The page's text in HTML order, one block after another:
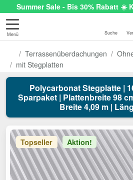
Summer Sale - Bis 30% Rabatt ☀️
Menü Suche
Terrassenüberdachungen
mit Stegplatten
Polycarbonat Stegplatte |
Sparpaket | Plattenbreite 98
Breite 4,09 m |
Topseller Aktion!